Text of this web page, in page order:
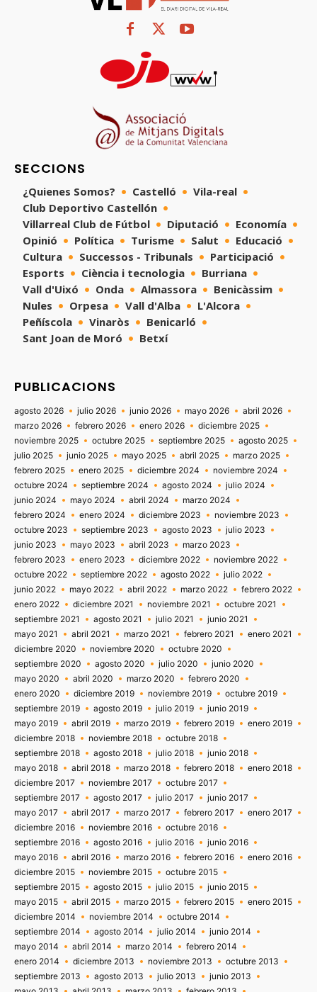
SECCIONS
¿Quienes Somos? Castelló
Vila-real
Club Deportivo Castellón
Villarreal Club de Fútbol
Diputació
Economía
Opinió
Política Turisme Salut
Educació
Cultura
Successos - Tribunals
Participació
Esports
Ciència i tecnologia
Burriana
Vall d'Uixó
Onda Almassora
Benicàssim
Nules
Orpesa Vall d'Alba
L'Alcora
Peñíscola
Vinaròs
Benicarló
Sant Joan de Moró
Betxí
PUBLICACIONS
agosto 2026 julio 2026 junio 2026 mayo 2026
abril 2026
marzo 2026
febrero 2026 enero 2026
diciembre 2025
noviembre 2025
octubre 2025 septiembre 2025
agosto 2025
julio 2025
junio 2025 mayo 2025 abril 2025
marzo 2025
febrero 2025
enero 2025 diciembre 2024
noviembre 2024
octubre 2024
septiembre 2024 agosto 2024
julio 2024
junio 2024
mayo 2024 abril 2024
marzo 2024
febrero 2024
enero 2024 diciembre 2023
noviembre 2023
octubre 2023
septiembre 2023 agosto 2023
julio 2023
junio 2023
mayo 2023 abril 2023
marzo 2023
febrero 2023
enero 2023 diciembre 2022
noviembre 2022
octubre 2022
septiembre 2022 agosto 2022
julio 2022
junio 2022
mayo 2022 abril 2022 marzo 2022
febrero 2022
enero 2022
diciembre 2021 noviembre 2021
octubre 2021
septiembre 2021
agosto 2021 julio 2021
junio 2021
mayo 2021
abril 2021 marzo 2021 febrero 2021
enero 2021
diciembre 2020
noviembre 2020
octubre 2020
septiembre 2020
agosto 2020 julio 2020
junio 2020
mayo 2020
abril 2020 marzo 2020
febrero 2020
enero 2020
diciembre 2019 noviembre 2019
octubre 2019
septiembre 2019
agosto 2019 julio 2019
junio 2019
mayo 2019
abril 2019 marzo 2019 febrero 2019
enero 2019
diciembre 2018
noviembre 2018
octubre 2018
septiembre 2018
agosto 2018 julio 2018
junio 2018
mayo 2018
abril 2018 marzo 2018 febrero 2018
enero 2018
diciembre 2017
noviembre 2017
octubre 2017
septiembre 2017
agosto 2017 julio 2017
junio 2017
mayo 2017
abril 2017 marzo 2017 febrero 2017
enero 2017
diciembre 2016
noviembre 2016
octubre 2016
septiembre 2016
agosto 2016 julio 2016
junio 2016
mayo 2016
abril 2016 marzo 2016 febrero 2016
enero 2016
diciembre 2015
noviembre 2015
octubre 2015
septiembre 2015
agosto 2015 julio 2015
junio 2015
mayo 2015
abril 2015 marzo 2015 febrero 2015
enero 2015
diciembre 2014
noviembre 2014
octubre 2014
septiembre 2014
agosto 2014 julio 2014
junio 2014
mayo 2014
abril 2014 marzo 2014
febrero 2014
enero 2014
diciembre 2013 noviembre 2013
octubre 2013
septiembre 2013
agosto 2013 julio 2013
junio 2013